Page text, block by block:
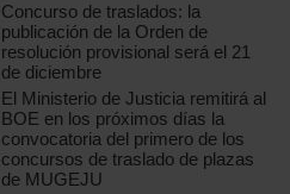
Concurso de traslados: la
publicación de la Orden de
resolución provisional será el 21
de diciembre
El Ministerio de Justicia remitirá al
BOE en los próximos días la
convocatoria del primero de los
concursos de traslado de plazas
de MUGEJU